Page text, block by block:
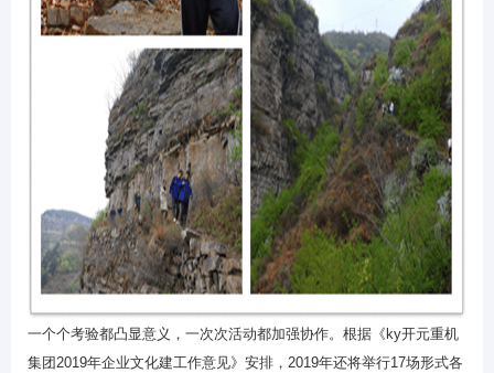
一个个考验都凸显意义，一次次活动都加强协作。根据《ky开元重机
集团 2019年企业文化建工作意见》安排， 2019年还将举行17场形式各